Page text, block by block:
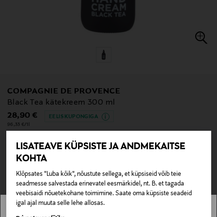
LISATEAVE KÜPSISTE JA ANDMEKAITSE
KOHTA
Klõpsates "Luba kõik", nõustute sellega, et küpsiseid võib teie
seadmesse salvestada erinevatel eesmärkidel, nt. B. et tagada
veebisaidi nõuetekohane toimimine. Saate oma küpsiste seadeid
igal ajal muuta selle lehe allosas.
COMPAGNIE DE PROVENCE
Black Tea kätekreem 300 ml
Original Price
28,90 € EELIS KUPONGIGA
96,33 €/1l
Pole saadaval kaubamajas ja veebipoes.
LÄBIMÜÜDUD
null